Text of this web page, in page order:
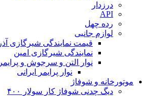
درزدار
API
رده چهل
لوازم جانبی
قیمت نمایندگی شیرگازی آذر
نمایندگی شیرگازی امین
نوار التن و سرجوش و پرایمر
نوار پرایمر ایرانی
موتورخانه و شوفاژ
دیگ چدنی شوفاژ کار سولار ۴۰۰